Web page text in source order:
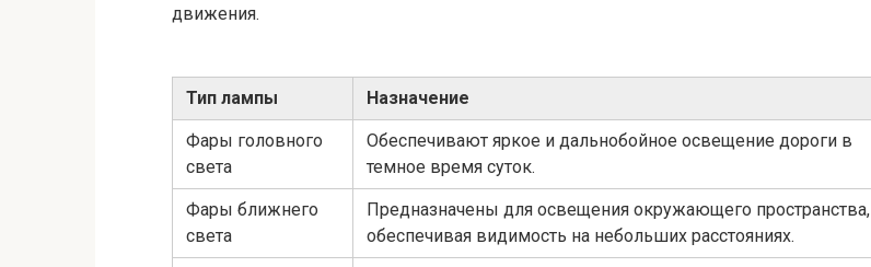
движения.
Тип лампы Назначение
Фары головного
света
Обеспечивают яркое и дальнобойное освещение дороги в
темное время суток.
Фары ближнего
света
Предназначены для освещения окружающего пространства,
обеспечивая видимость на небольших расстояниях.